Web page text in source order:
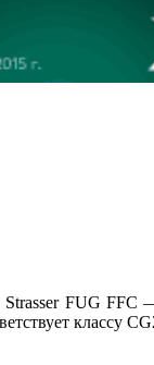
FUG
классу